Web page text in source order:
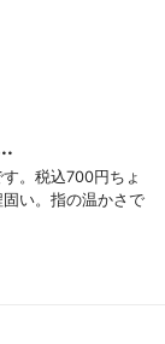
。税込700円ちょ
い。指の温かさで